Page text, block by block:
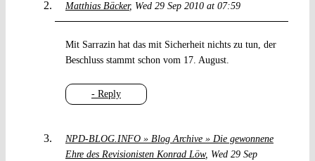
Matthias Bäcker Wed 29 Sep 2010 at 07:59
- Reply
Mit Sarrazin hat das mit Sicherheit nichts zu tun, der
Beschluss stammt schon vom 17. August.
NPD-BLOG.INFO » Blog Archive » Die gewonnene
Ehre des Revisionisten Konrad Löw
Wed 29 Sep